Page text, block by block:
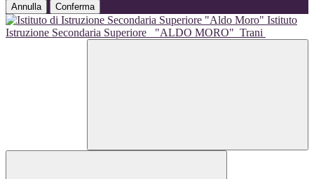
Annulla Conferma
Istituto
Istruzione Secondaria Superiore
"ALDO MORO" Trani